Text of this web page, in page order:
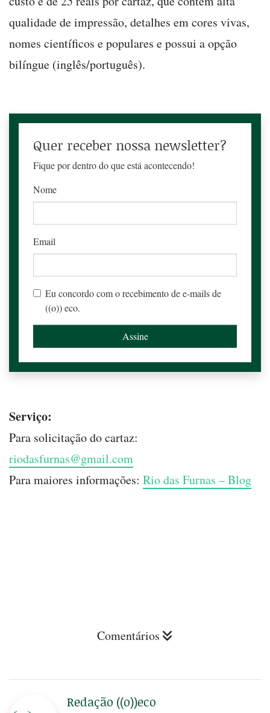
qualidade de impressão, detalhes em cores vivas,
nomes científicos e populares e possui a opção
bilíngue (inglês/português).
Quer receber nossa newsletter?
Fique por dentro do que está acontecendo!
Nome
Email
Eu concordo com o recebimento de e-mails de
((o)) eco.
Serviço:
Para solicitação do cartaz:
riodasfurnas@gmail.com
Para maiores informações: Rio das Furnas – Blog
Comentários
Redação ((o))eco